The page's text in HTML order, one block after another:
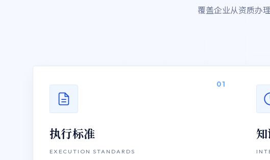
覆盖企业从资质办
01
执行标准
EXECUTION STANDARDS